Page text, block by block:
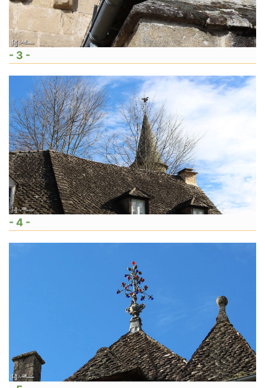
- 3 -
- 4 -